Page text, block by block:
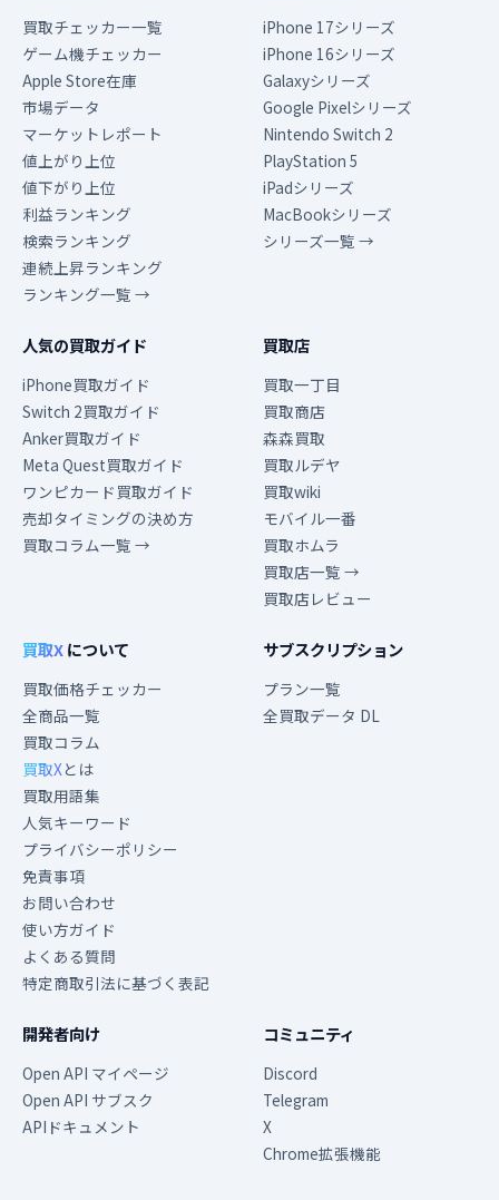
買取チェッカー一覧
ゲーム機チェッカー
Apple Store在庫
市場データ
マーケットレポート
値上がり上位
値下がり上位
利益ランキング
検索ランキング
連続上昇ランキング
ランキング一覧 →
iPhone 17シリーズ
iPhone 16シリーズ
Galaxyシリーズ
Google Pixelシリーズ
Nintendo Switch 2
PlayStation 5
iPadシリーズ
MacBookシリーズ
シリーズ一覧 →
人気の買取ガイド
iPhone買取ガイド
Switch 2買取ガイド
Anker買取ガイド
Meta Quest買取ガイド
ワンピカード買取ガイド
売却タイミングの決め方
買取コラム一覧 →
買取店
買取一丁目
買取商店
森森買取
買取ルデヤ
買取wiki
モバイル一番
買取ホムラ
買取店一覧 →
買取店レビュー
買取Xについて
買取価格チェッカー
全商品一覧
買取コラム
買取Xとは
買取用語集
人気キーワード
プライバシーポリシー
免責事項
お問い合わせ
使い方ガイド
よくある質問
特定商取引法に基づく表記
サブスクリプション
プラン一覧
全買取データ DL
開発者向け
Open API マイページ
Open API サブスク
APIドキュメント
コミュニティ
Discord
Telegram
X
Chrome拡張機能